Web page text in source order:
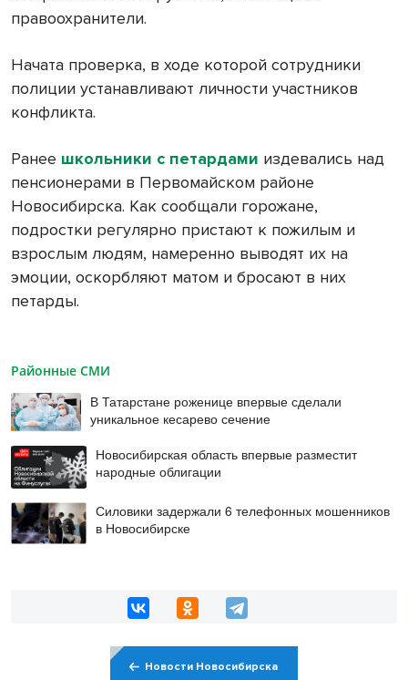
правоохранители.
Начата проверка, в ходе которой сотрудники
полиции устанавливают личности участников
конфликта.
Ранее школьники с петардами издевались над
пенсионерами в Первомайском районе
Новосибирска. Как сообщали горожане,
подростки регулярно пристают к пожилым и
взрослым людям, намеренно выводят их на
эмоции, оскорбляют матом и бросают в них
петарды.
Районные СМИ
В Татарстане роженице впервые сделали
уникальное кесарево сечение
Новосибирская область впервые разместит
народные облигации
Силовики задержали 6 телефонных мошенников
в Новосибирске
Новости Новосибирска